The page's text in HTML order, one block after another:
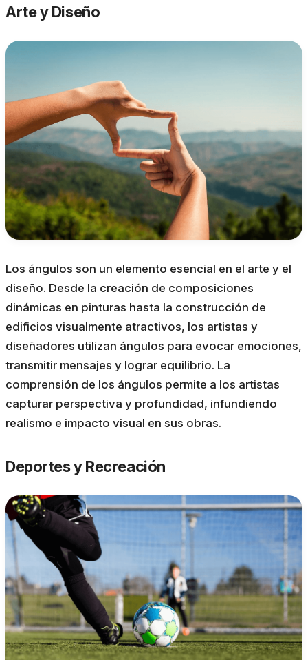
Arte y Diseño
Los ángulos son un elemento esencial en el arte y el
diseño. Desde la creación de composiciones
dinámicas en pinturas hasta la construcción de
edificios visualmente atractivos, los artistas y
diseñadores utilizan ángulos para evocar emociones,
transmitir mensajes y lograr equilibrio. La
comprensión de los ángulos permite a los artistas
capturar perspectiva y profundidad, infundiendo
realismo e impacto visual en sus obras.
Deportes y Recreación